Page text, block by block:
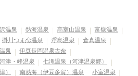
温泉 熱海温泉 高室山温泉
富嶽温泉
掛川つま恋温泉 浮島温泉
倉真温泉
泉
伊豆長岡温泉古奈
河津・峰温泉
七滝温泉（河津温泉郷）
） 南熱海（伊豆多賀）温泉
小室温泉